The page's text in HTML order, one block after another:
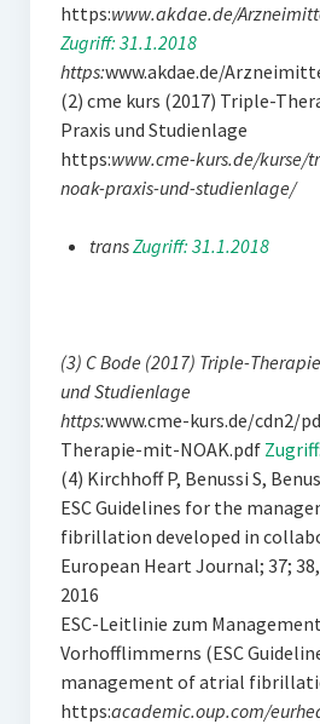
https:www.akdae.de/
Zugriff: 31.1.2018
https:www.akdae.de/
(2) cme kurs (2017) Triple-
Praxis und Studienlage
https:www.cme-kurs.de/
noak-praxis-und-studienlage/
transZugriff: 31.1.2018
(3) C Bode (2017) Triple-
und Studienlage
https:www.cme-kurs.de/cdn2/
Therapie-mit-NOAK.pdf
(4) Kirchhoff P, Benussi S,
ESC Guidelines for the
fibrillation developed in
European Heart Journal; 37;
2016
ESC-Leitlinie zum
Vorhofflimmerns (ESC
management of atrial
https:academic.oup.com/